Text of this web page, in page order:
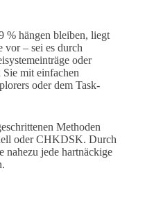
% hängen bleiben, liegt
vor – sei es durch
oder
mit einfachen
oder dem Task-
Methoden
oder CHKDSK. Durch
nahezu jede hartnäckige